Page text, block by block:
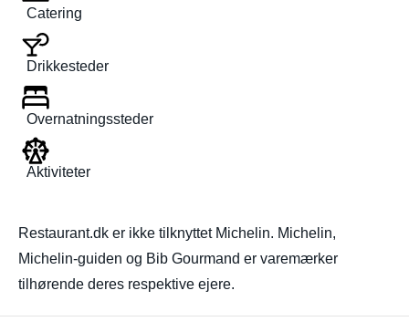
Catering
Drikkesteder
Overnatningssteder
Aktiviteter
Restaurant.dk er ikke tilknyttet Michelin. Michelin,
Michelin-guiden og Bib Gourmand er varemærker
tilhørende deres respektive ejere.